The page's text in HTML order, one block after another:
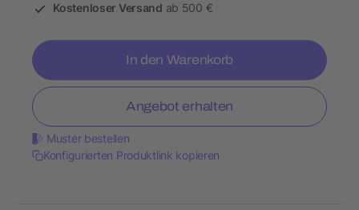
Kostenloser Versand ab 500 €
In den Warenkorb
Angebot erhalten
Muster bestellen
Konfigurierten Produktlink kopieren